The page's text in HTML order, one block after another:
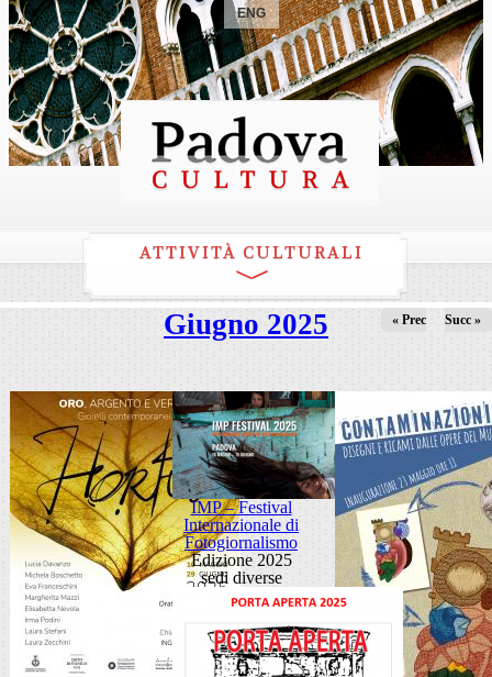
ENG
ATTIVITÀ CULTURALI
Giugno 2025 « Prec Succ »
IMP – Festival
Internazionale di
Fotogiornalismo
Edizione 2025
sedi diverse